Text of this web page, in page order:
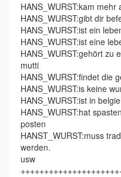
HANS_WURST:kam mehr
HANS_WURST:gibt dir
HANS_WURST:ist ein
HANS_WURST:ist eine
HANS_WURST:gehört zu
mutti
HANS_WURST:findet die
HANS_WURST:is keine
HANS_WURST:ist in
HANS_WURST:hat
posten
HANST_WURST:muss
werden.
usw